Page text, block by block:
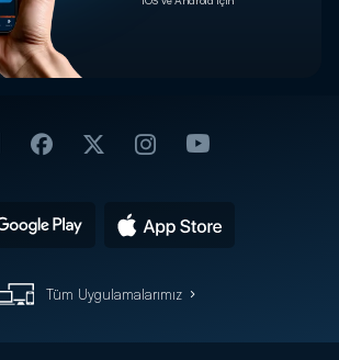
Tüm Uygulamalarımız